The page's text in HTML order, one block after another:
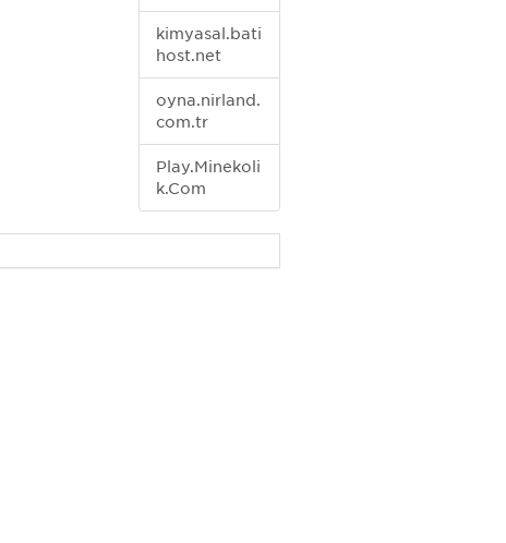
kimyasal.bati
host.net
oyna.nirland.
com.tr
Play.Minekoli
k.Com